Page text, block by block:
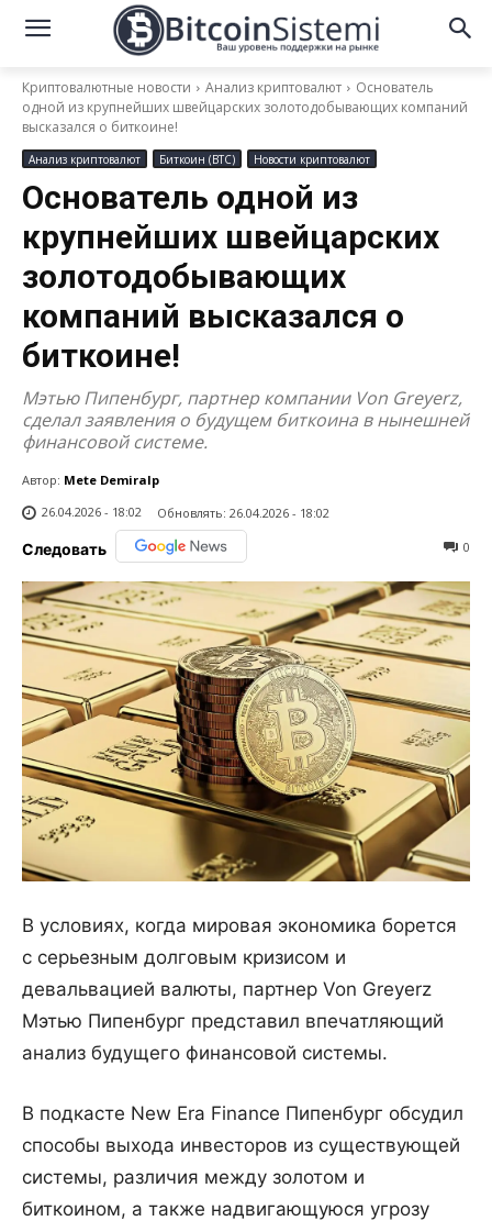
Криптовалютные новости Анализ криптовалют
Основатель
одной из крупнейших швейцарских золотодобывающих компаний
высказался о биткоине!
Анализ криптовалют Биткоин (BTC) Новости криптовалют
Основатель одной из
крупнейших швейцарских
золотодобывающих
компаний высказался о
биткоине!
Мэтью Пипенбург, партнер компании Von Greyerz,
сделал заявления о будущем биткоина в нынешней
финансовой системе.
Автор: Mete Demiralp
26.04.2026 - 18:02
Обновлять: 26.04.2026 - 18:02
Следовать 0
В условиях, когда мировая экономика борется
с серьезным долговым кризисом и
девальвацией валюты, партнер Von Greyerz
Мэтью Пипенбург представил впечатляющий
анализ будущего финансовой системы.
В подкасте New Era Finance Пипенбург обсудил
способы выхода инвесторов из существующей
системы, различия между золотом и
биткоином, а также надвигающуюся угрозу